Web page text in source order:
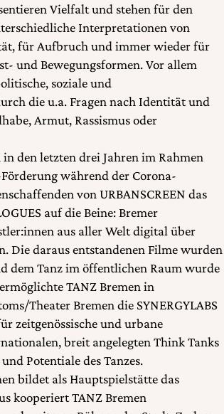
Vielfalt und stehen für den
Interpretationen von
für Aufbruch und immer wieder für
und Bewegungsformen. Vor allem
soziale und
die u.a. Fragen nach Identität und
Armut, Rassismus oder
den letzten drei Jahren im Rahmen
während der Corona-
von URBANSCREEN das
auf die Beine: Bremer
aus aller Welt digital über
Die daraus entstandenen Filme wurden
dem Tanz im öffentlichen Raum wurde
TANZ Bremen in
Theater Bremen die SYNERGYLABS
zeitgenössische und urbane
breit angelegten Think Tanks
Potentiale des Tanzes.
bildet als Hauptspielstätte das
kooperiert TANZ Bremen